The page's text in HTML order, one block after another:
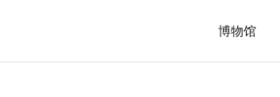
博物馆